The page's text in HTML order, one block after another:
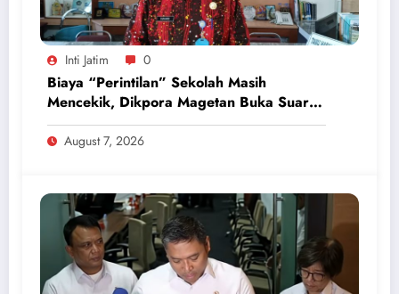
Inti Jatim 0
Biaya “Perintilan” Sekolah Masih
Mencekik, Dikpora Magetan Buka Suara
Soal Polemik Seragam dan Modul
August 7, 2026